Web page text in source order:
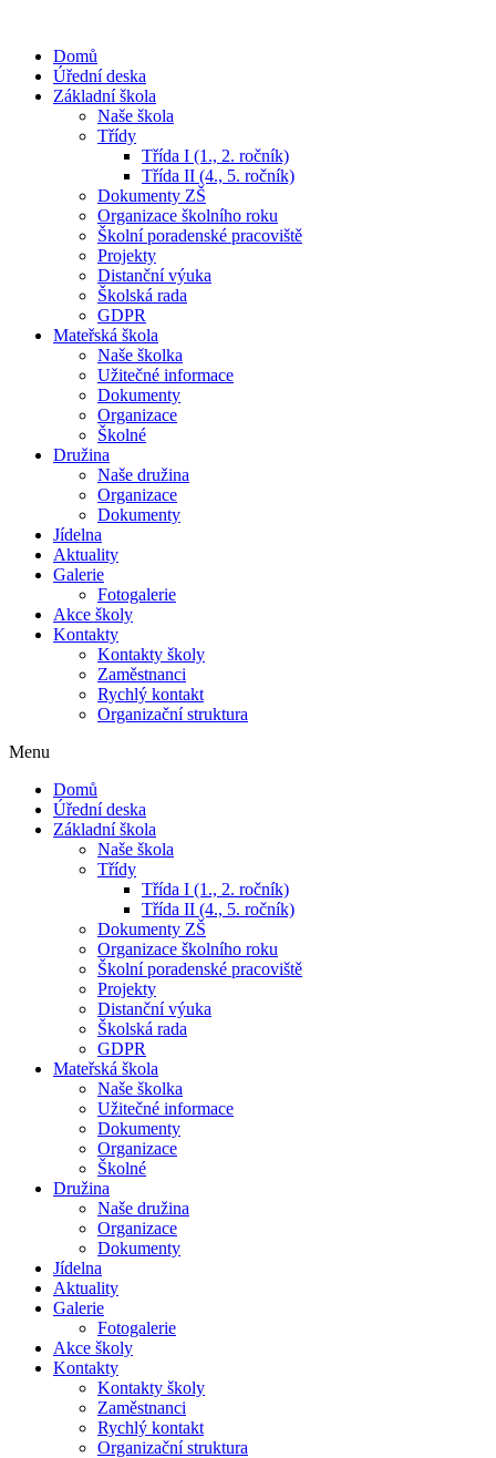
Domů
Úřední deska
Základní škola
Naše škola
Třídy
Třída I (1., 2. ročník)
Třída II (4., 5. ročník)
Dokumenty ZŠ
Organizace školního roku
Školní poradenské pracoviště
Projekty
Distanční výuka
Školská rada
GDPR
Mateřská škola
Naše školka
Užitečné informace
Dokumenty
Organizace
Školné
Družina
Naše družina
Organizace
Dokumenty
Jídelna
Aktuality
Galerie
Fotogalerie
Akce školy
Kontakty
Kontakty školy
Zaměstnanci
Rychlý kontakt
Organizační struktura
Menu
Domů
Úřední deska
Základní škola
Naše škola
Třídy
Třída I (1., 2. ročník)
Třída II (4., 5. ročník)
Dokumenty ZŠ
Organizace školního roku
Školní poradenské pracoviště
Projekty
Distanční výuka
Školská rada
GDPR
Mateřská škola
Naše školka
Užitečné informace
Dokumenty
Organizace
Školné
Družina
Naše družina
Organizace
Dokumenty
Jídelna
Aktuality
Galerie
Fotogalerie
Akce školy
Kontakty
Kontakty školy
Zaměstnanci
Rychlý kontakt
Organizační struktura